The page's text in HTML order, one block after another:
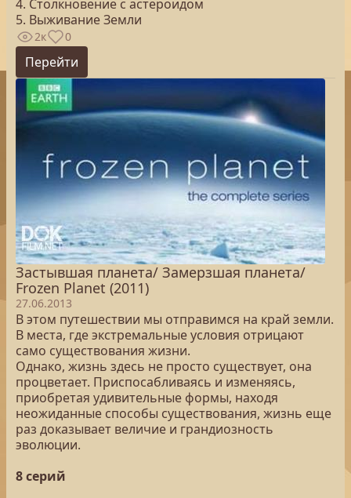
4. Столкновение с астероидом
5. Выживание Земли
2к 0
Перейти
Застывшая планета/ Замерзшая планета/
Frozen Planet (2011)
27.06.2013
В этом путешествии мы отправимся на край земли.
В места, где экстремальные условия отрицают
само существования жизни.
Однако, жизнь здесь не просто существует, она
процветает. Приспосабливаясь и изменяясь,
приобретая удивительные формы, находя
неожиданные способы существования, жизнь еще
раз доказывает величие и грандиозность
эволюции.
8 серий